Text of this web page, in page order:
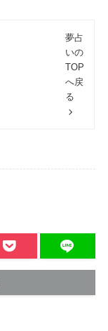
夢占
いの
TOP
へ戻
る